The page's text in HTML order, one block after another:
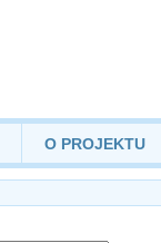
O PROJEKTU